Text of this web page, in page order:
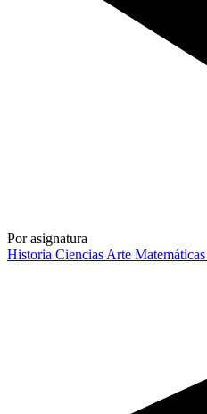
Por asignatura
Historia Ciencias Arte Matemáticas